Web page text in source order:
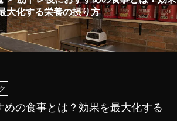
大化する栄養の摂り方
めの食事とは？効果を最大化する